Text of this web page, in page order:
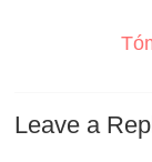
Leave a